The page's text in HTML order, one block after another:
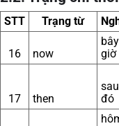
STT Trạng từ
16 now
bây
giờ
17 then
sau
đó